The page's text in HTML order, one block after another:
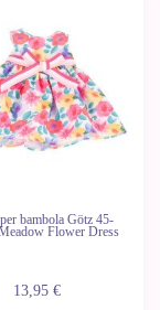
bambola Götz 45-
Flower Dress
13,95 €